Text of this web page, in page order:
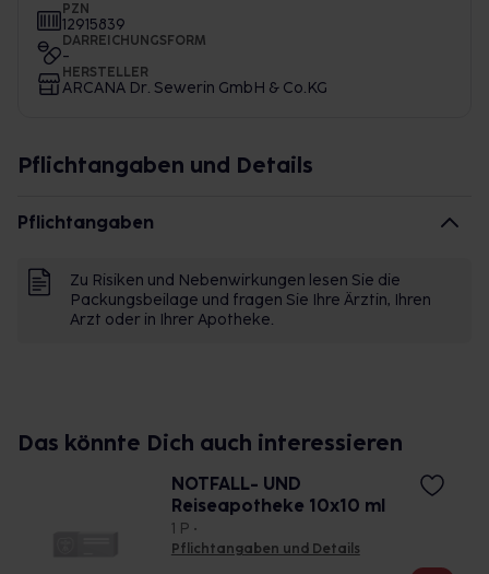
PZN
12915839
DARREICHUNGSFORM
-
HERSTELLER
ARCANA Dr. Sewerin GmbH & Co.KG
Pflichtangaben und Details
Pflichtangaben
Zu Risiken und Nebenwirkungen lesen Sie die
Packungsbeilage und fragen Sie Ihre Ärztin, Ihren
Arzt oder in Ihrer Apotheke.
Das könnte Dich auch interessieren
NOTFALL- UND
Reiseapotheke 10x10 ml
1 P •
Pflichtangaben und Details